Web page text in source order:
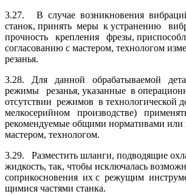
3.27. В случае возникновения
станок, принять меры к устранению
прочность крепления фрезы,
согласованию с мастером, технологом
резанья.
3.28. Для данной обрабатываемой
режимы резанья, ука­занные в
отсутствии режимов в технологической
мелкосерийном производстве)
рекомендуемые общими нормативами или
мастером, технологом.
3.29. Разместить шланги, подводящие
жидкость, так, чтобы ис­ключалась
соприкосновения их с режущим
щимися частями станка.